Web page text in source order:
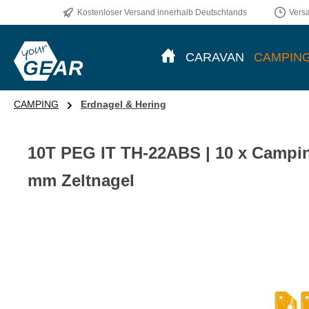
Kostenloser Versand innerhalb Deutschlands
CARAVAN
CAMPING Erdnagel & Hering
10T PEG IT TH-22ABS | 10 x
mm Zeltnagel